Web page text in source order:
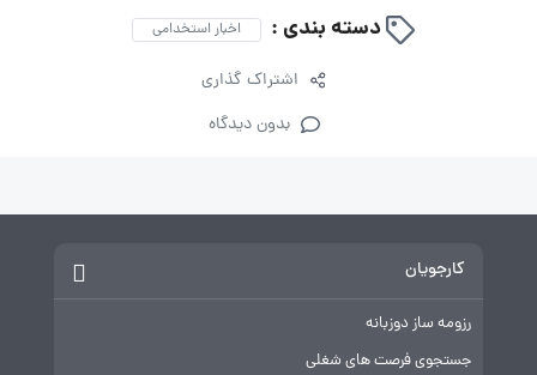
دسته بندی : اخبار استخدامی
اشتراک گذاری
بدون دیدگاه
کارجویان
رزومه ساز دوزبانه
جستجوی فرصت های شغلی